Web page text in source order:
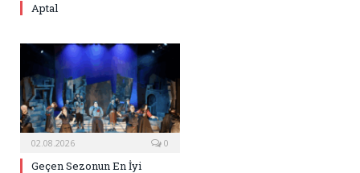
Aptal
02.08.2026 0
Geçen Sezonun En İyi